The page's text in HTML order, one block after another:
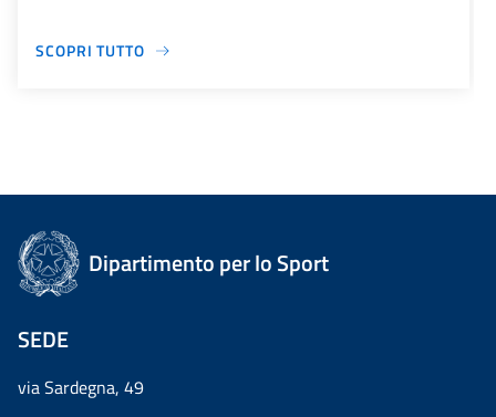
SCOPRI TUTTO
Dipartimento per lo Sport
SEDE
via Sardegna, 49